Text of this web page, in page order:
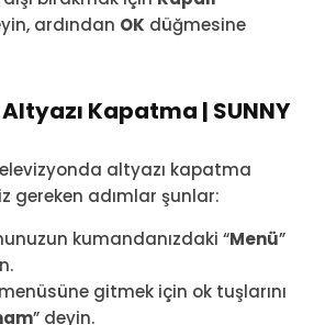
ardından OK düğmesine
Kapatma | SUNNY
altyazı kapatma
gereken adımlar şunlar:
kumandanızdaki “Menü”
gitmek için ok tuşlarını
” deyin.